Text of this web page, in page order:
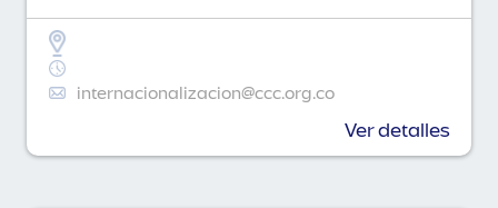
internacionalizacion@ccc.org.co
Ver detalles